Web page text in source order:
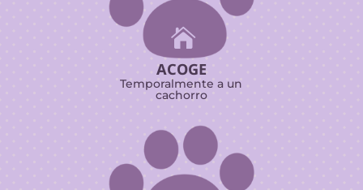

ACOGE
Temporalmente a un
cachorro